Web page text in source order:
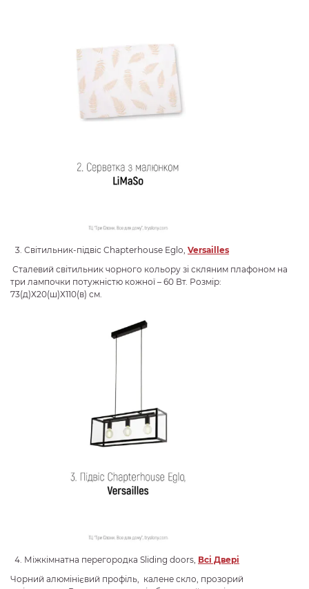
Світильник-підвіс Chapterhouse Eglo, Versailles
Сталевий світильник чорного кольору зі скляним плафоном на
три лампочки потужністю кожної – 60 Вт. Розмір:
73(д)Х20(ш)Х110(в) см.
Міжкімнатна перегородка Sliding doors, Всі Двері
Чорний алюмінієвий профіль, калене скло, прозорий